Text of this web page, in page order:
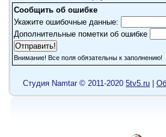
Сообщить об ошибке
Укажите ошибочные данные:
Дополнительные пометки об ошибке
Внимание! Все поля обязательны к заполнению!
Cтудия Namtar © 2011-2020 5tv5.ru